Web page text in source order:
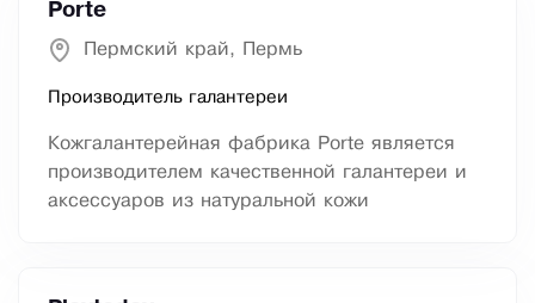
Porte
Пермский край, Пермь
Производитель галантереи
Кожгалантерейная фабрика Porte является
производителем качественной галантереи и
аксессуаров из натуральной кожи